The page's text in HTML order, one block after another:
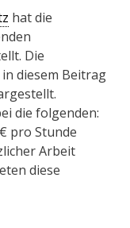
hat die
Die
diesem Beitrag
die folgenden:
pro Stunde
Arbeit
diese